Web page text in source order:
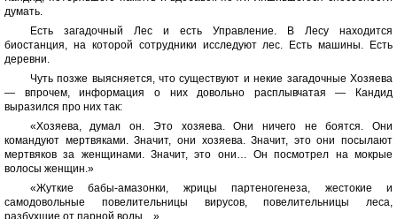
думать.
Есть загадочный Лес и есть Управление. В Лесу находится
биостанция, на которой сотрудники исследуют лес. Есть машины. Есть
деревни.
Чуть позже выясняется, что существуют и некие загадочные Хозяева
— впрочем, информация о них довольно расплывчатая — Кандид
выразился про них так:
«Хозяева, думал он. Это хозяева. Они ничего не боятся. Они
командуют мертвяками. Значит, они хозяева. Значит, это они посылают
мертвяков за женщинами. Значит, это они… Он посмотрел на мокрые
волосы женщин.»
«Жуткие бабы-амазонки, жрицы партеногенеза, жестокие и
самодовольные повелительницы вирусов, повелительницы леса,
разбухшие от парной воды…»